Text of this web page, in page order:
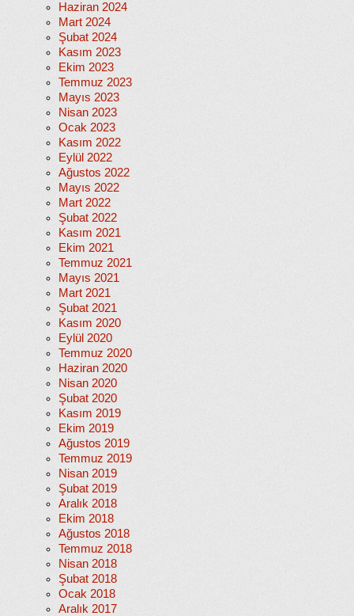
Haziran 2024
Mart 2024
Şubat 2024
Kasım 2023
Ekim 2023
Temmuz 2023
Mayıs 2023
Nisan 2023
Ocak 2023
Kasım 2022
Eylül 2022
Ağustos 2022
Mayıs 2022
Mart 2022
Şubat 2022
Kasım 2021
Ekim 2021
Temmuz 2021
Mayıs 2021
Mart 2021
Şubat 2021
Kasım 2020
Eylül 2020
Temmuz 2020
Haziran 2020
Nisan 2020
Şubat 2020
Kasım 2019
Ekim 2019
Ağustos 2019
Temmuz 2019
Nisan 2019
Şubat 2019
Aralık 2018
Ekim 2018
Ağustos 2018
Temmuz 2018
Nisan 2018
Şubat 2018
Ocak 2018
Aralık 2017